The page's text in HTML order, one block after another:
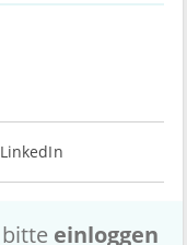
LinkedIn
einloggen